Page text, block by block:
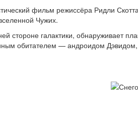
фильм режиссёра Ридли
Чужих.
стороне галактики, обнаруживает
обитателем — андроидом